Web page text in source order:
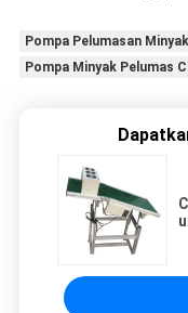
Pompa Pelumasan
Pompa Minyak Pelumas